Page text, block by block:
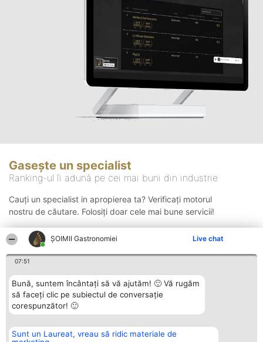
ȘOIMII Gastronomiei Live chat
07:51
Bună, suntem încântați să vă ajutăm! 🙂 Vă rugăm
să faceți clic pe subiectul de conversație
corespunzător! 🙂
Sunt un Laureat, vreau să ridic materiale de
Gasește un specialist
Ranking-ul îi adună pe cei mai buni din industrie
Cauți un specialist in apropierea ta? Verificați motorul
nostru de căutare. Folosiți doar cele mai bune servicii!
Organizator Ranking Plebiscyt Contact